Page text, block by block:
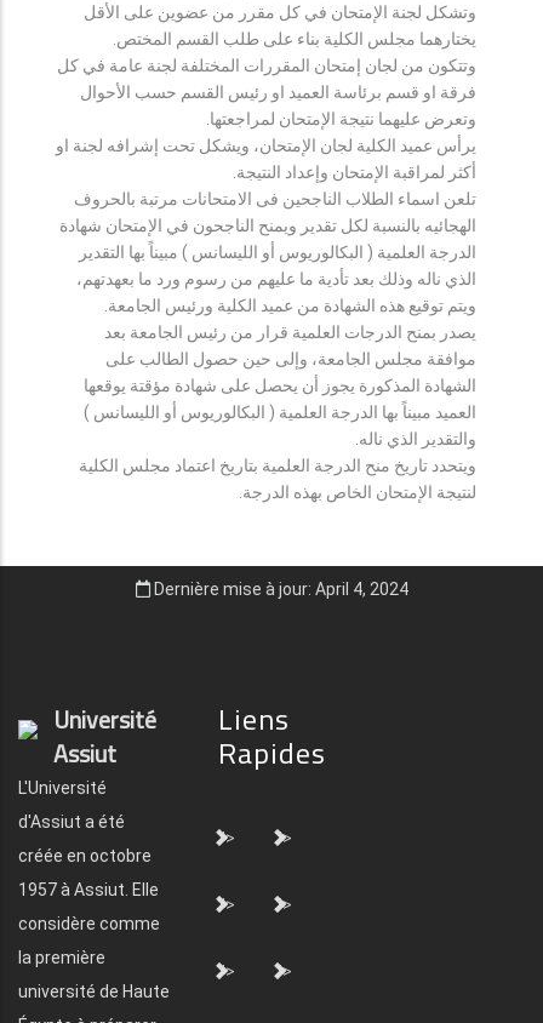
وتشكل لجنة الإمتحان في كل مقرر من عضوين على الأقل
يختارهما مجلس الكلية بناء على طلب القسم المختص.
وتتكون من لجان إمتحان المقررات المختلفة لجنة عامة في كل
فرقة او قسم برئاسة العميد او رئيس القسم حسب الأحوال
وتعرض عليهما نتيجة الإمتحان لمراجعتها.
يرأس عميد الكلية لجان الإمتحان، ويشكل تحت إشرافه لجنة او
أكثر لمراقبة الإمتحان وإعداد النتيجة.
تلعن اسماء الطلاب الناجحين فى الامتحانات مرتبة بالحروف
الهجائيه بالنسبة لكل تقدير ويمنح الناجحون في الإمتحان شهادة
الدرجة العلمية ( البكالوريوس أو الليسانس ) مبيناً بها التقدير
الذي ناله وذلك بعد تأدية ما عليهم من رسوم ورد ما بعهدتهم،
ويتم توقيع هذه الشهادة من عميد الكلية ورئيس الجامعة.
يصدر بمنح الدرجات العلمية قرار من رئيس الجامعة بعد
موافقة مجلس الجامعة، وإلى حين حصول الطالب على
الشهادة المذكورة يجوز أن يحصل على شهادة مؤقتة يوقعها
العميد مبيناً بها الدرجة العلمية ( البكالوريوس أو الليسانس )
والتقدير الذي ناله.
ويتحدد تاريخ منح الدرجة العلمية بتاريخ اعتماد مجلس الكلية
لنتيجة الإمتحان الخاص بهذه الدرجة.
Dernière mise à jour: April 4, 2024
Université
Assiut
L'Université
d'Assiut a été
créée en octobre
1957 à Assiut. Elle
considère comme
la première
université de Haute
Liens
Rapides
"> ">
"> ">
"> ">